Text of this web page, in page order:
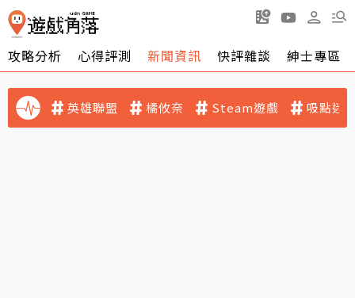
攻略分析 心得評測 新聞資訊 快評雜談 紳士專區
英雄聯盟 橘攸奈 Steam遊戲 吸點迷